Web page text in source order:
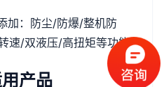
加：防尘/防爆/整机防
速/双液压/高扭矩等功能
产品